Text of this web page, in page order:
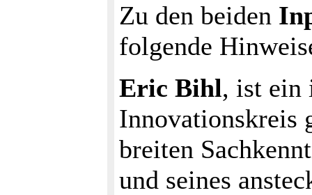
Zu den beiden
folgende
Eric Bihl, ist ein
Innovationskreis
breiten
und seines